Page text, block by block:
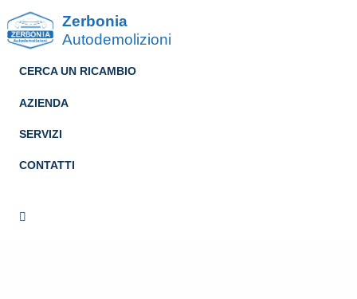
Zerbonia
Autodemolizioni
CERCA UN RICAMBIO
AZIENDA
SERVIZI
CONTATTI